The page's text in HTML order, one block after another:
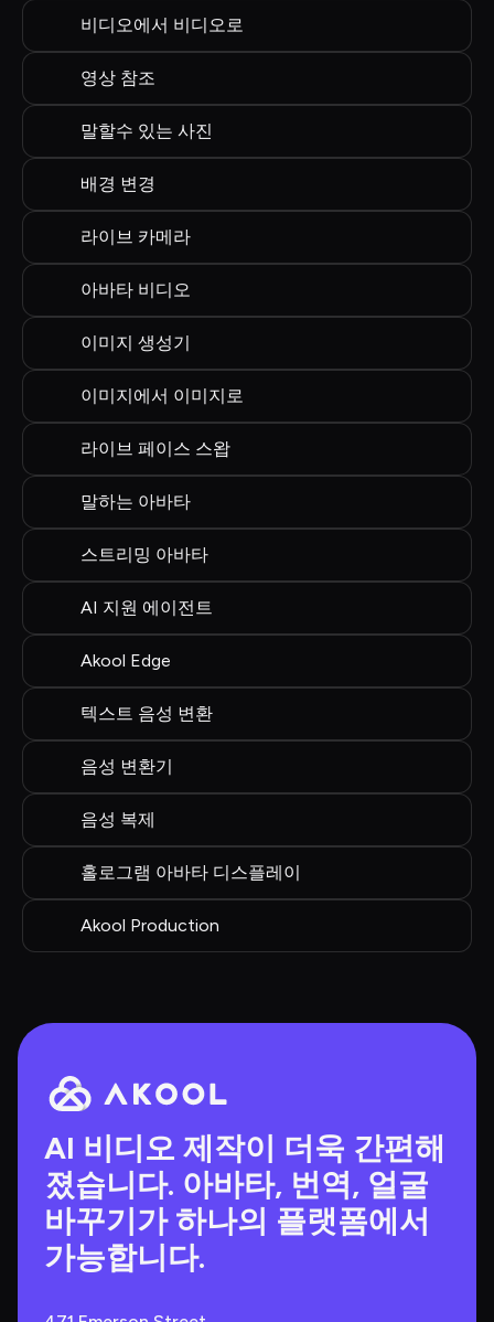
비디오에서 비디오로
영상 참조
말할수 있는 사진
배경 변경
라이브 카메라
아바타 비디오
이미지 생성기
이미지에서 이미지로
라이브 페이스 스왑
말하는 아바타
스트리밍 아바타
AI 지원 에이전트
Akool Edge
텍스트 음성 변환
음성 변환기
음성 복제
홀로그램 아바타 디스플레이
Akool Production
AI 비디오 제작이 더욱 간편해
졌습니다. 아바타, 번역, 얼굴
바꾸기가 하나의 플랫폼에서
가능합니다.